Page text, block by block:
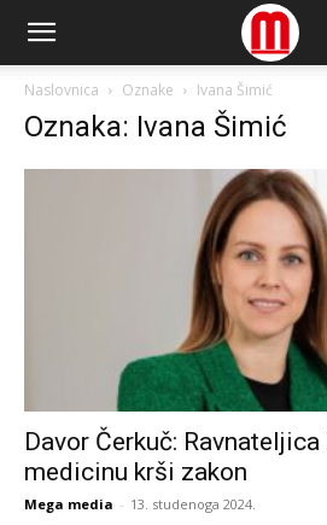
Naslovnica Oznake Ivana Šimić
Oznaka: Ivana Šimić
Davor Čerkuč:
medicinu krši zakon
Mega media - 13. studenoga 2024.